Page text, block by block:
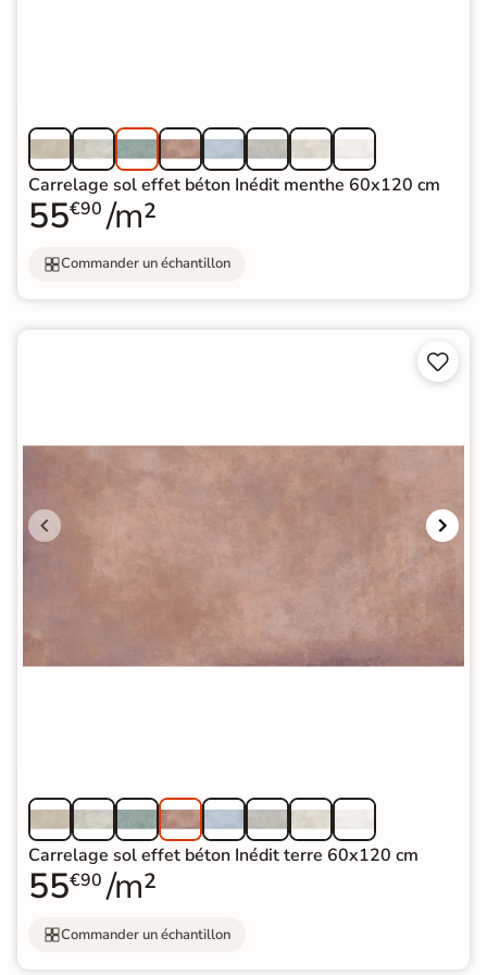
Carrelage sol effet béton Inédit menthe 60x120 cm
55€90 /m²
Commander un échantillon


Carrelage sol effet béton Inédit terre 60x120 cm
55€90 /m²
Commander un échantillon